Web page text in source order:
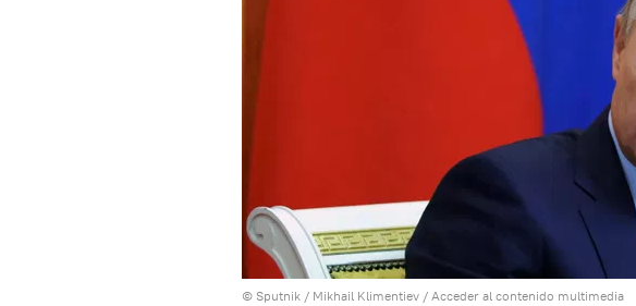
© Sputnik / Mikhail Klimentiev / Acceder al contenido multimedia